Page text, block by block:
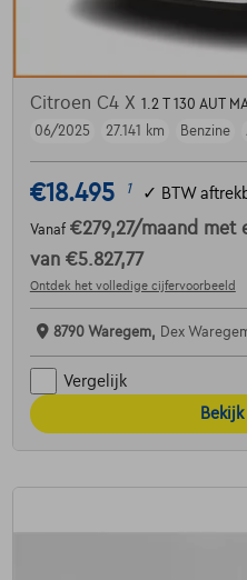
Citroen C4 X 1.2 T 130 AUT
06/2025
27.141 km Benzine
€18.495 1 ✓ BTW
Vanaf €279,27/maand met
van €5.827,77
Ontdek het volledige cijfervoorbeeld
8790 Waregem, Dex
Vergelijk